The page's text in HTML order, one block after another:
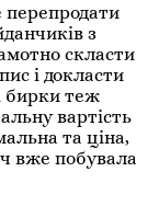
перепродати
з
скласти
і докласти
бирки теж
вартість
та ціна,
вже побувала